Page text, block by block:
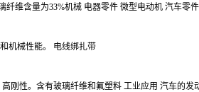
纤维含量为33%机械 电器零件 微型电动机 汽车零
机械性能。 电线绑扎带
刚性。含有玻璃纤维和氟塑料 工业应用 汽车的发